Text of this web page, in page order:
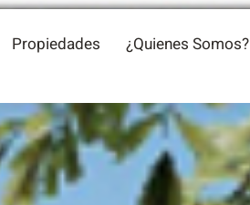
Propiedades ¿Quienes Somos?